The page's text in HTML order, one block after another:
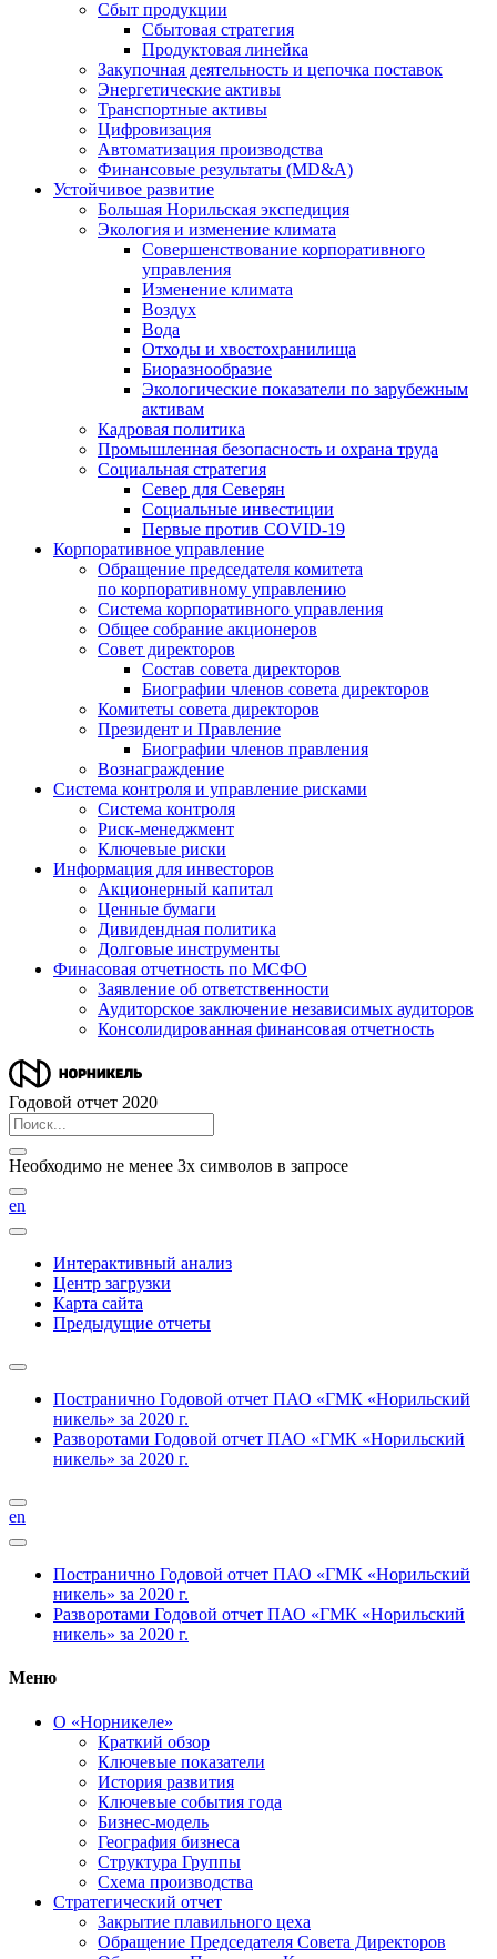
Сбыт продукции
Сбытовая стратегия
Продуктовая линейка
Закупочная деятельность и цепочка поставок
Энергетические активы
Транспортные активы
Цифровизация
Автоматизация производства
Финансовые результаты (MD&A)
Устойчивое развитие
Большая Норильская экспедиция
Экология и изменение климата
Совершенствование корпоративного
управления
Изменение климата
Воздух
Вода
Отходы и хвостохранилища
Биоразнообразие
Экологические показатели по зарубежным
активам
Кадровая политика
Промышленная безопасность и охрана труда
Социальная стратегия
Север для Северян
Социальные инвестиции
Первые против COVID‑19
Корпоративное управление
Обращение председателя комитета
по корпоративному управлению
Система корпоративного управления
Общее собрание акционеров
Совет директоров
Состав совета директоров
Биографии членов совета директоров
Комитеты совета директоров
Президент и Правление
Биографии членов правления
Вознаграждение
Система контроля и управление рисками
Система контроля
Риск-менеджмент
Ключевые риски
Информация для инвесторов
Акционерный капитал
Ценные бумаги
Дивидендная политика
Долговые инструменты
Финасовая отчетность по МСФО
Заявление об ответственности
Аудиторское заключение независимых аудиторов
Консолидированная финансовая отчетность
Годовой отчет 2020
Необходимо не менее 3х символов в запросе
en
Интерактивный анализ
Центр загрузки
Карта сайта
Предыдущие отчеты
Постранично Годовой отчет ПАО «ГМК «Норильский
никель» за 2020 г.
Разворотами Годовой отчет ПАО «ГМК «Норильский
никель» за 2020 г.
en
Постранично Годовой отчет ПАО «ГМК «Норильский
никель» за 2020 г.
Разворотами Годовой отчет ПАО «ГМК «Норильский
никель» за 2020 г.
Меню
О «Норникеле»
Краткий обзор
Ключевые показатели
История развития
Ключевые события года
Бизнес-модель
География бизнеса
Структура Группы
Схема производства
Стратегический отчет
Закрытие плавильного цеха
Обращение Председателя Совета Директоров